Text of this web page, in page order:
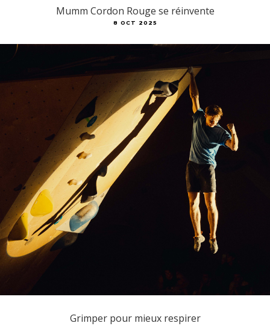
Mumm Cordon Rouge se réinvente
8 OCT 2025
Grimper pour mieux respirer